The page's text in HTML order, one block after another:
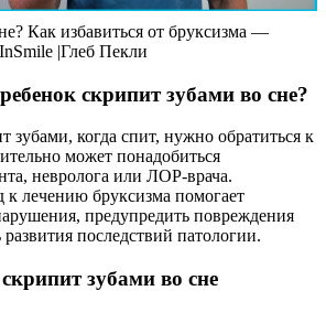
Как избавиться от бруксизма —
|Глеб Пекли
скрипит зубами во сне?
зубами, когда спит, нужно обратиться к
может понадобиться
невролога или ЛОР-врача.
лечению бруксизма помогает
предупредить повреждения
последствий патологии.
зубами во сне